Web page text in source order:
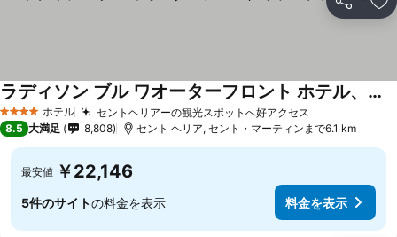
シェア お
4 ホテルのランク
ホテル セントヘリアーの観光スポットへ好アクセス
ラディソン ブル ワオーターフロント ホテル、ジャージー
8.5 大満足 8,808 セント ヘリア, セント・マーティンまで6.1 km
最安値 ￥22,146
5件のサイトの料金を表示 料金を表示